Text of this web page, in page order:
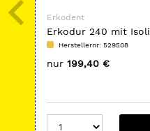
Erkodent
Erkodur 240 mit
Herstellernr: 529508
nur 199,40 €